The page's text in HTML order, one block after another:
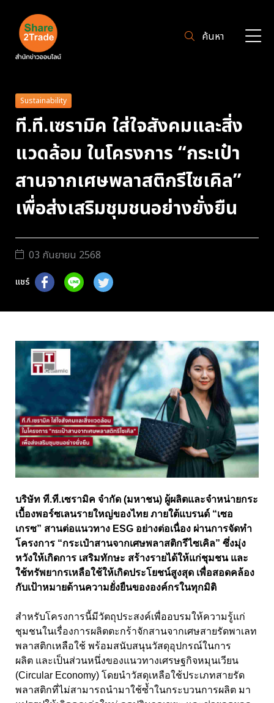
ค้นหา
Sustainability
ที.ที.เซรามิค ใส่ใจสังคมและสิ่ง
แวดล้อม ในโครงการ “กระเป๋า
สานจากเศษพลาสติกรีไซเคิล”
เพื่อส่งเสริมชุมชนอย่างยั่งยืน
03 กันยายน 2568
แชร์
บริษัท ที.ที.เซรามิค จำกัด (มหาชน) ผู้ผลิตและจำหน่ายกระ
เบื้องพอร์ซเลนรายใหญ่ของไทย ภายใต้แบรนด์ “เซอ
เกรซ” สานต่อแนวทาง ESG อย่างต่อเนื่อง ผ่านการจัดทำ
โครงการ “กระเป๋าสานจากเศษพลาสติกรีไซเคิล” ซึ่งมุ่ง
หวังให้เกิดการ เสริมทักษะ สร้างรายได้ให้แก่ชุมชน และ
ใช้ทรัพยากรเหลือใช้ให้เกิดประโยชน์สูงสุด เพื่อสอดคล้อง
กับเป้าหมายด้านความยั่งยืนขององค์กรในทุกมิติ
สำหรับโครงการนี้มีวัตถุประสงค์เพื่ออบรมให้ความรู้แก่
ชุมชนในเรื่องการผลิตตะกร้าจักสานจากเศษสายรัดพาเลท
พลาสติกเหลือใช้ พร้อมสนับสนุนวัสดุอุปกรณ์ในการ
ผลิต และเป็นส่วนหนึ่งของแนวทางเศรษฐกิจหมุนเวียน
(Circular Economy) โดยนำวัสดุเหลือใช้ประเภทสายรัด
พลาสติกที่ไม่สามารถนำมาใช้ซ้ำในกระบวนการผลิต มา